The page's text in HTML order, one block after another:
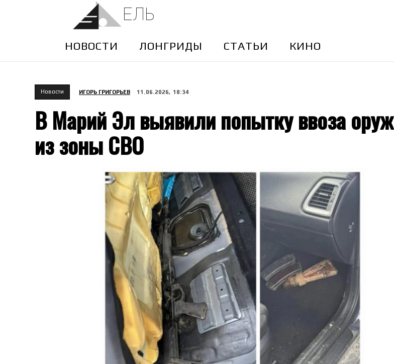
ЕЛЬ
НОВОСТИ ЛОНГРИДЫ CТАТЬИ КИНО
Новости ИГОРЬ ГРИГОРЬЕВ 11.06.2026, 18:34
В Марий Эл выявили попытку ввоза
из зоны СВО